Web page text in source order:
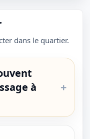
dans le quartier.
à